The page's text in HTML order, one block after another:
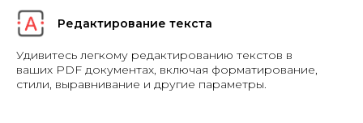
Редактирование текста
Удивитесь легкому редактированию текстов в
ваших PDF документах, включая форматирование,
стили, выравнивание и другие параметры.